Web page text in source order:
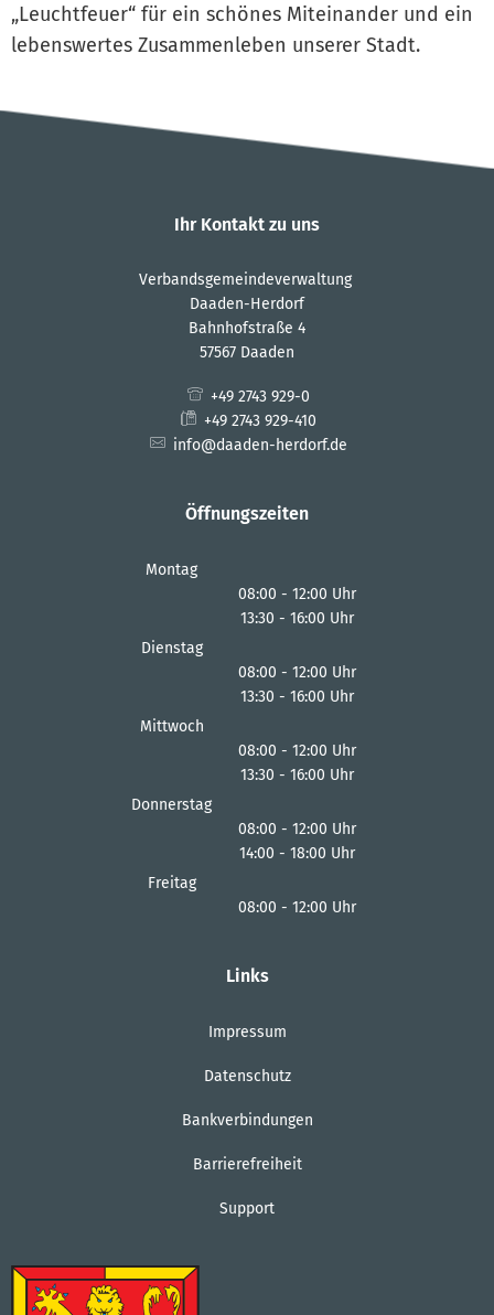
„Leuchtfeuer“ für ein schönes Miteinander und ein
lebenswertes Zusammenleben unserer Stadt.
Ihr Kontakt zu uns
Verbandsgemeindeverwaltung
Daaden-Herdorf
Bahnhofstraße 4
57567 Daaden
+49 2743 929-0
+49 2743 929-410
info@daaden-herdorf.de
Öffnungszeiten
Montag
08:00 - 12:00 Uhr
Von 08:00 bis 12:00 Uhr
13:30 - 16:00 Uhr
Dienstag
08:00 - 12:00 Uhr
Von 08:00 bis 12:00 Uhr
13:30 - 16:00 Uhr
Mittwoch
08:00 - 12:00 Uhr
Von 08:00 bis 12:00 Uhr
13:30 - 16:00 Uhr
Donnerstag
08:00 - 12:00 Uhr
Von 08:00 bis 12:00 Uhr
14:00 - 18:00 Uhr
Freitag
08:00 - 12:00 Uhr
Links
Impressum
Datenschutz
Bankverbindungen
Barrierefreiheit
Support